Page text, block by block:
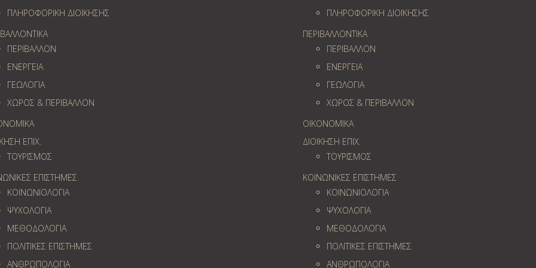
ΠΛΗΡΟΦΟΡΙΚΗ ΔΙΟΙΚΗΣΗΣ
ΠΕΡΙΒΑΛΛΟΝ
ΕΝΕΡΓΕΙΑ
ΓΕΩΛOΓΙΑ
ΧΩΡΟΣ & ΠΕΡΙΒΑΛΛΟΝ
ΕΠΙΧ.
ΤΟΥΡΙΣΜΟΣ
ΕΠΙΣΤΗΜΕΣ
ΚΟΙΝΩΝΙΟΛΟΓΙΑ
ΨΥΧΟΛΟΓΙΑ
ΜΕΘΟΔΟΛΟΓΙΑ
ΠΟΛΙΤΙΚΕΣ ΕΠΙΣΤΗΜΕΣ
ΑΝΘΡΩΠΟΛΟΓΙΑ
ΠΛΗΡΟΦΟΡΙΚΗ ΔΙΟΙΚΗΣΗΣ
ΠΕΡΙΒΑΛΛΟΝΤΙΚΑ
ΠΕΡΙΒΑΛΛΟΝ
ΕΝΕΡΓΕΙΑ
ΓΕΩΛOΓΙΑ
ΧΩΡΟΣ & ΠΕΡΙΒΑΛΛΟΝ
ΟΙΚΟΝΟΜΙΚΑ
ΔΙΟΙΚΗΣΗ ΕΠΙΧ.
ΤΟΥΡΙΣΜΟΣ
ΚΟΙΝΩΝΙΚΕΣ ΕΠΙΣΤΗΜΕΣ
ΚΟΙΝΩΝΙΟΛΟΓΙΑ
ΨΥΧΟΛΟΓΙΑ
ΜΕΘΟΔΟΛΟΓΙΑ
ΠΟΛΙΤΙΚΕΣ ΕΠΙΣΤΗΜΕΣ
ΑΝΘΡΩΠΟΛΟΓΙΑ